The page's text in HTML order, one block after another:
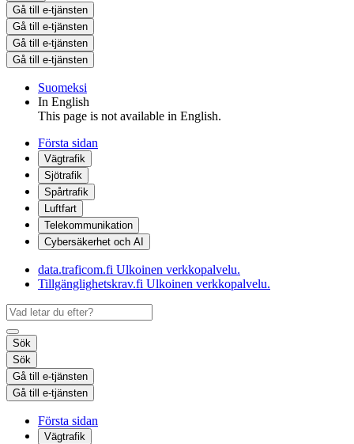
Gå till e-tjänsten
Gå till e-tjänsten
Gå till e-tjänsten
Gå till e-tjänsten
Suomeksi
In English
This page is not available in English.
Första sidan
Vägtrafik
Sjötrafik
Spårtrafik
Luftfart
Telekommunikation
Cybersäkerhet och AI
data.traficom.fi Ulkoinen verkkopalvelu.
Tillgänglighetskrav.fi Ulkoinen verkkopalvelu.
Sök
Sök
Gå till e-tjänsten
Gå till e-tjänsten
Första sidan
Vägtrafik